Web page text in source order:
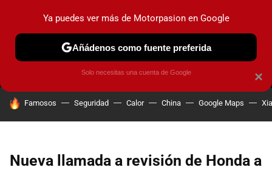
MENÚ NUEVO
COCHES ELÉCTRICOS OBSERVATORIO
HOY SE HABLA DE
Famosos Seguridad Calor China Google Maps
Nueva llamada a revisión de Honda a
×
Ya puedes ver más de Motorpasion en Google
Añádenos como fuente preferida
Solo necesitas una cuenta de Google